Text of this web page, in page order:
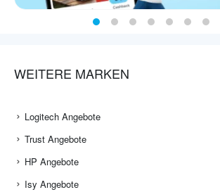
WEITERE MARKEN
Logitech Angebote
Trust Angebote
HP Angebote
Isy Angebote